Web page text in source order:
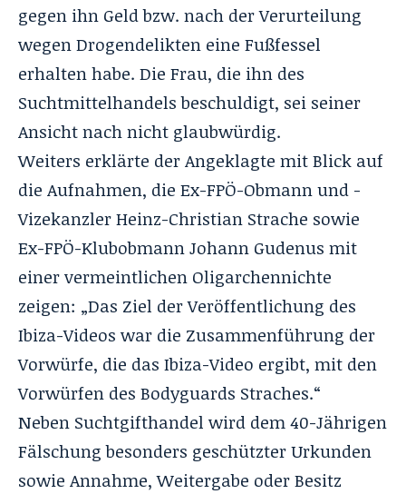
gegen ihn Geld bzw. nach der Verurteilung
wegen Drogendelikten eine Fußfessel
erhalten habe. Die Frau, die ihn des
Suchtmittelhandels beschuldigt, sei seiner
Ansicht nach nicht glaubwürdig.
Weiters erklärte der Angeklagte mit Blick auf
die Aufnahmen, die Ex-FPÖ-Obmann und -
Vizekanzler Heinz-Christian Strache sowie
Ex-FPÖ-Klubobmann Johann Gudenus mit
einer vermeintlichen Oligarchennichte
zeigen: „Das Ziel der Veröffentlichung des
Ibiza-Videos war die Zusammenführung der
Vorwürfe, die das Ibiza-Video ergibt, mit den
Vorwürfen des Bodyguards Straches.“
Neben Suchtgifthandel wird dem 40-Jährigen
Fälschung besonders geschützter Urkunden
sowie Annahme, Weitergabe oder Besitz